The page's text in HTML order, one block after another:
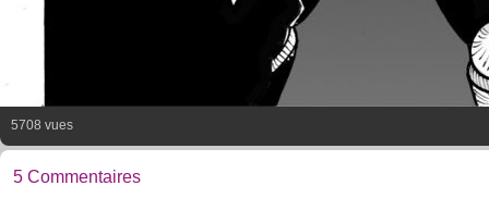
5708 vues
5 Commentaires